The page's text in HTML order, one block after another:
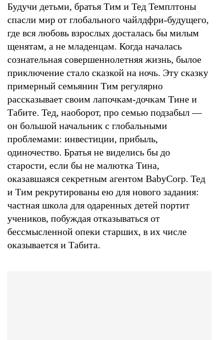
Будучи детьми, братья Тим и Тед Темплтоны
спасли мир от глобального чайлдфри-будущего,
где вся любовь взрослых досталась бы милым
щенятам, а не младенцам. Когда началась
сознательная совершеннолетняя жизнь, былое
приключение стало сказкой на ночь. Эту сказку
примерный семьянин Тим регулярно
рассказывает своим лапочкам-дочкам Тине и
Табите. Тед, наоборот, про семью подзабыл —
он большой начальник с глобальными
проблемами: инвестиции, прибыль,
одиночество. Братья не виделись бы до
старости, если бы не малютка Тина,
оказавшаяся секретным агентом BabyCorp. Тед
и Тим рекрутированы ею для нового задания:
частная школа для одаренных детей портит
учеников, побуждая отказываться от
бессмысленной опеки старших, в их числе
оказывается и Табита.